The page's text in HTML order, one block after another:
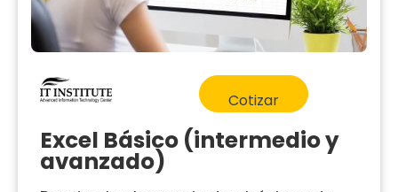
Cotizar
Excel Básico (intermedio y
avanzado)